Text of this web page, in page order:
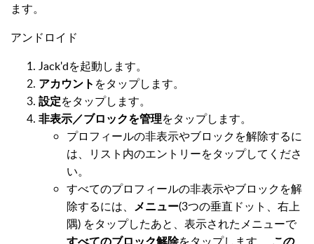
ます。
アンドロイド
Jack'dを起動します。
アカウント をタップします。
設定をタップします。
非表示／ブロックを管理をタップします。
プロフィールの非表示やブロックを解除するに
は、リスト内のエントリーをタップしてくださ
い。
すべてのプロフィールの非表示やブロックを解
除するには、 メニュー(3つの垂直ドット、右上
隅) をタップしたあと、表示されたメニューで